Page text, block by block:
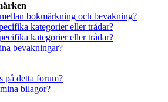
bokmärkning och bevakning?
kategorier eller trådar?
kategorier eller trådar?
bevakningar?
på detta forum?
bilagor?